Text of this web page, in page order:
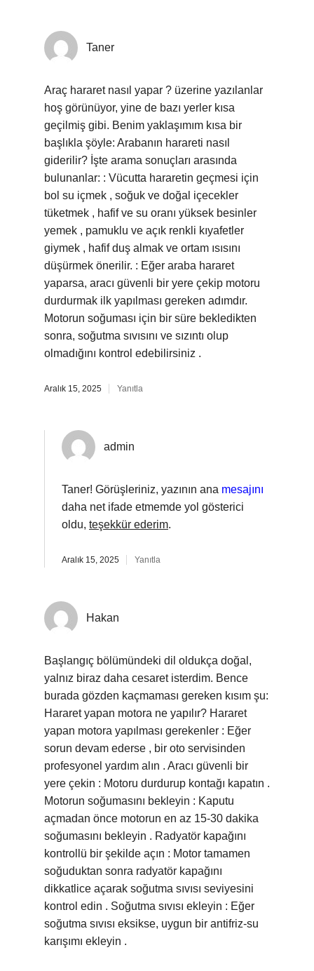
Taner
Araç hararet nasıl yapar ? üzerine yazılanlar
hoş görünüyor, yine de bazı yerler kısa
geçilmiş gibi. Benim yaklaşımım kısa bir
başlıkla şöyle: Arabanın harareti nasıl
giderilir? İşte arama sonuçları arasında
bulunanlar: : Vücutta hararetin geçmesi için
bol su içmek , soğuk ve doğal içecekler
tüketmek , hafif ve su oranı yüksek besinler
yemek , pamuklu ve açık renkli kıyafetler
giymek , hafif duş almak ve ortam ısısını
düşürmek önerilir. : Eğer araba hararet
yaparsa, aracı güvenli bir yere çekip motoru
durdurmak ilk yapılması gereken adımdır.
Motorun soğuması için bir süre bekledikten
sonra, soğutma sıvısını ve sızıntı olup
olmadığını kontrol edebilirsiniz .
Aralık 15, 2025 Yanıtla
admin
Taner! Görüşleriniz, yazının ana mesajını
daha net ifade etmemde yol gösterici
oldu, teşekkür ederim.
Aralık 15, 2025 Yanıtla
Hakan
Başlangıç bölümündeki dil oldukça doğal,
yalnız biraz daha cesaret isterdim. Bence
burada gözden kaçmaması gereken kısım şu:
Hararet yapan motora ne yapılır? Hararet
yapan motora yapılması gerekenler : Eğer
sorun devam ederse , bir oto servisinden
profesyonel yardım alın . Aracı güvenli bir
yere çekin : Motoru durdurup kontağı kapatın .
Motorun soğumasını bekleyin : Kaputu
açmadan önce motorun en az 15-30 dakika
soğumasını bekleyin . Radyatör kapağını
kontrollü bir şekilde açın : Motor tamamen
soğuduktan sonra radyatör kapağını
dikkatlice açarak soğutma sıvısı seviyesini
kontrol edin . Soğutma sıvısı ekleyin : Eğer
soğutma sıvısı eksikse, uygun bir antifriz-su
karışımı ekleyin .